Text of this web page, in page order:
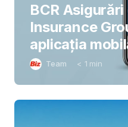
BCR
Insurance
aplicația
Team < 1 min